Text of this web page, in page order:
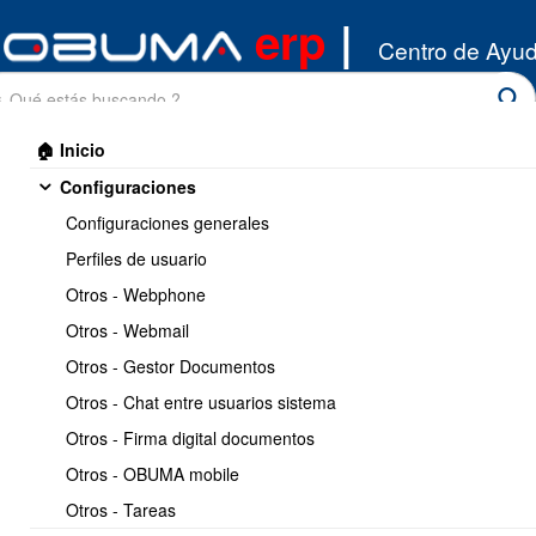
erp | Centro de
🏠 Inicio
Configuraciones
Configuraciones generales
Perfiles de usuario
Otros - Webphone
Otros - Webmail
Otros - Gestor Documentos
Otros - Chat entre usuarios sistema
Otros - Firma digital documentos
Otros - OBUMA mobile
Otros - Tareas
Ventas /Cobrar las ventas
Imprimir << Anterior 10 / 11
Cobrar las notas de credito
emitidas